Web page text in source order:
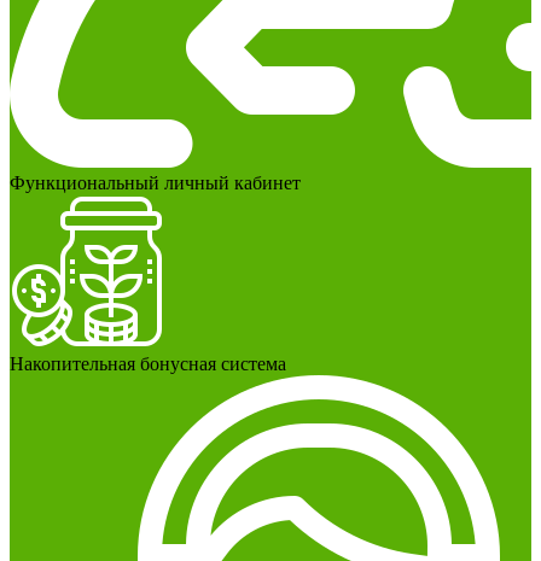
Функциональный личный кабинет
Накопительная бонусная система